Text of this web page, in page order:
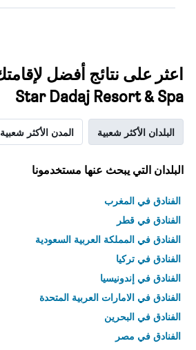
Star Dadaj Resort & Spa
البلدان الأكثر شعبية المدن الأكثر شعبية
البلدان التي يبحث عنها مستخدمونا
الفنادق في المغرب
الفنادق في قطر
الفنادق في المملكة العربية السعودية
الفنادق في تركيا
الفنادق في إندونيسيا
الفنادق في الامارات العربية المتحدة
الفنادق في البحرين
الفنادق في مصر